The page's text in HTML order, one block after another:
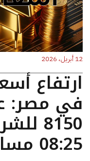
12 أبريل، 2026
ارتفاع
08:25 مساءًا